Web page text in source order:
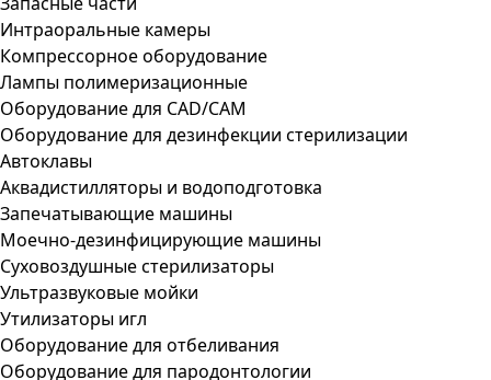
Интраоральные камеры
Компрессорное оборудование
Лампы полимеризационные
Оборудование для CAD/CAM
Оборудование для дезинфекции стерилизации
Автоклавы
Аквадистилляторы и водоподготовка
Запечатывающие машины
Моечно-дезинфицирующие машины
Суховоздушные стерилизаторы
Ультразвуковые мойки
Утилизаторы игл
Оборудование для отбеливания
Оборудование для пародонтологии